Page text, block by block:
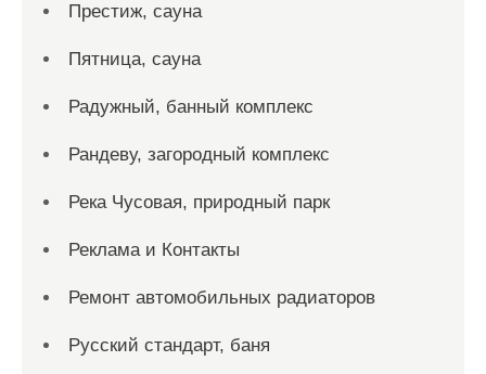
Престиж, сауна
Пятница, сауна
Радужный, банный комплекс
Рандеву, загородный комплекс
Река Чусовая, природный парк
Реклама и Контакты
Ремонт автомобильных радиаторов
Русский стандарт, баня